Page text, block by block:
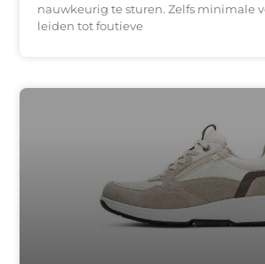
nauwkeurig te sturen. Zelfs minimale
leiden tot foutieve